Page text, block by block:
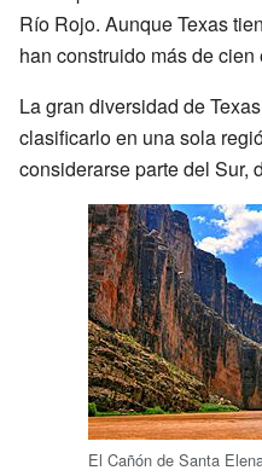
Río Rojo. Aunque Texas
han construido más de
La gran diversidad de
clasificarlo en una sola
considerarse parte del Sur,
El Cañón de Santa